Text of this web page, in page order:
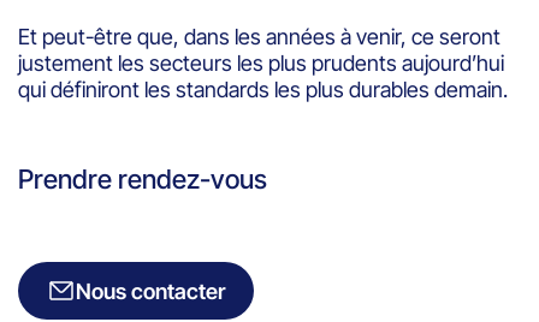
Et peut-être que, dans les années à venir, ce seront
justement les secteurs les plus prudents aujourd’hui
qui définiront les standards les plus durables demain.
Prendre rendez-vous
Nous contacter